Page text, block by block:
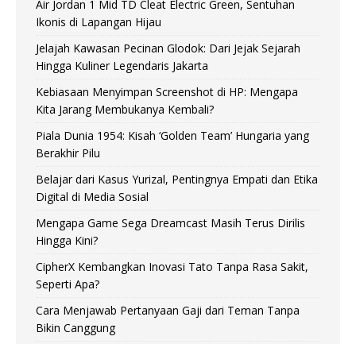
Air Jordan 1 Mid TD Cleat Electric Green, Sentuhan
Ikonis di Lapangan Hijau
Jelajah Kawasan Pecinan Glodok: Dari Jejak Sejarah
Hingga Kuliner Legendaris Jakarta
Kebiasaan Menyimpan Screenshot di HP: Mengapa
Kita Jarang Membukanya Kembali?
Piala Dunia 1954: Kisah ‘Golden Team’ Hungaria yang
Berakhir Pilu
Belajar dari Kasus Yurizal, Pentingnya Empati dan Etika
Digital di Media Sosial
Mengapa Game Sega Dreamcast Masih Terus Dirilis
Hingga Kini?
CipherX Kembangkan Inovasi Tato Tanpa Rasa Sakit,
Seperti Apa?
Cara Menjawab Pertanyaan Gaji dari Teman Tanpa
Bikin Canggung